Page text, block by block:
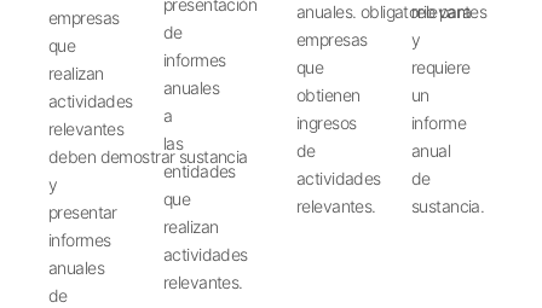
empresas
que
realizan
actividades
relevantes
deben demostrarsustancia
y
presentar
informes
anuales
de
presentación
de
informes
anuales
a
las
entidades
que
realizan
actividades
relevantes.
anuales. obligatoriopara
empresas
que
obtienen
ingresos
de
actividades
relevantes.
relevantes
y
requiere
un
informe
anual
de
sustancia.